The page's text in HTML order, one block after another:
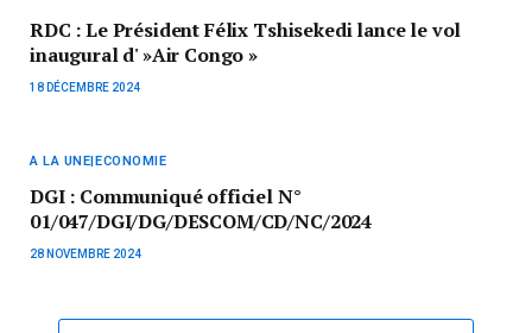
RDC : Le Président Félix Tshisekedi lance le vol
inaugural d' »Air Congo »
18 DÉCEMBRE 2024
A LA UNE|ECONOMIE
DGI : Communiqué officiel N°
01/047/DGI/DG/DESCOM/CD/NC/2024
28 NOVEMBRE 2024